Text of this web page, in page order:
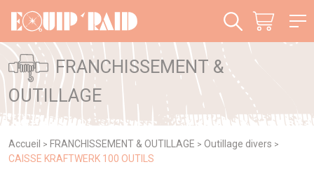
FRANCHISSEMENT &
OUTILLAGE
Accueil > FRANCHISSEMENT & OUTILLAGE > Outillage divers >
CAISSE KRAFTWERK 100 OUTILS
Panneau de gestion des cookies